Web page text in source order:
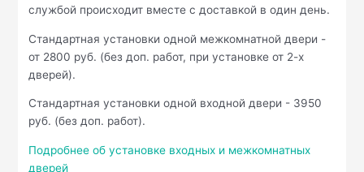
службой происходит вместе с доставкой в один день.
Стандартная установки одной межкомнатной двери -
от 2800 руб. (без доп. работ, при установке от 2-х
дверей).
Стандартная установки одной входной двери - 3950
руб. (без доп. работ).
Подробнее об установке входных и межкомнатных
дверей